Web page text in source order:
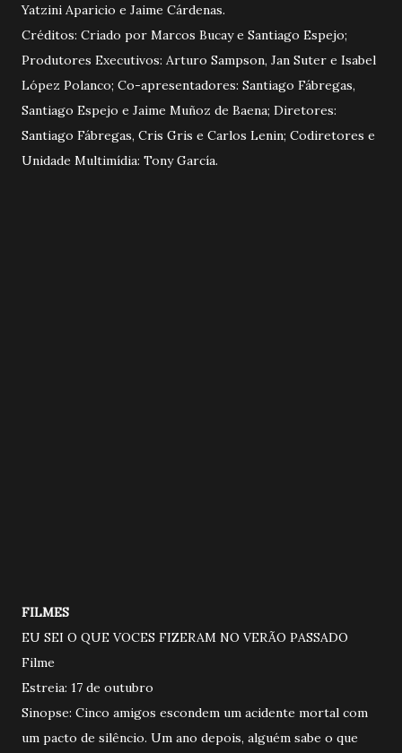
Yatzini Aparicio e Jaime Cárdenas.
Créditos: Criado por Marcos Bucay e Santiago Espejo;
Produtores Executivos: Arturo Sampson, Jan Suter e Isabel
López Polanco; Co-apresentadores: Santiago Fábregas,
Santiago Espejo e Jaime Muñoz de Baena; Diretores:
Santiago Fábregas, Cris Gris e Carlos Lenin; Codiretores e
Unidade Multimídia: Tony García.
FILMES
EU SEI O QUE VOCES FIZERAM NO VERÃO PASSADO
Filme
Estreia: 17 de outubro
Sinopse: Cinco amigos escondem um acidente mortal com
um pacto de silêncio. Um ano depois, alguém sabe o que